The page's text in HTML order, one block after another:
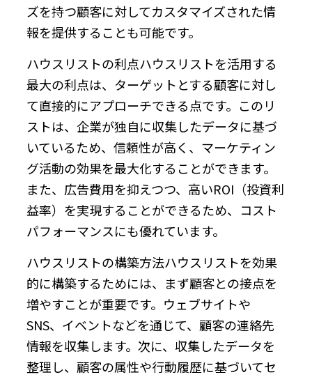
ズを持つ顧客に対してカスタマイズされた情
報を提供することも可能です。
ハウスリストの利点ハウスリストを活用する
最大の利点は、ターゲットとする顧客に対し
て直接的にアプローチできる点です。このリ
ストは、企業が独自に収集したデータに基づ
いているため、信頼性が高く、マーケティン
グ活動の効果を最大化することができます。
また、広告費用を抑えつつ、高いROI（投資利
益率）を実現することができるため、コスト
パフォーマンスにも優れています。
ハウスリストの構築方法ハウスリストを効果
的に構築するためには、まず顧客との接点を
増やすことが重要です。ウェブサイトや
SNS、イベントなどを通じて、顧客の連絡先
情報を収集します。次に、収集したデータを
整理し、顧客の属性や行動履歴に基づいてセ